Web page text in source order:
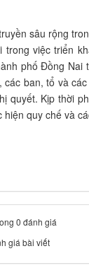
sâu rộng
việc triển
phố Đồng
ban, tổ và
quyết. Kịp thời
quy chế và
0 đánh giá
giá bài viết